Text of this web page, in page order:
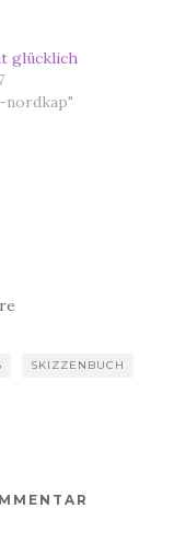
glücklich
nordkap"
SKIZZENBUCH